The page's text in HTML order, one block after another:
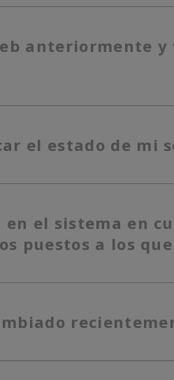
anteriormente
el estado de mi
en el sistema en
puestos a los